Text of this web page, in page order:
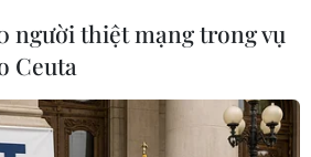
người thiệt mạng trong vụ
Ceuta